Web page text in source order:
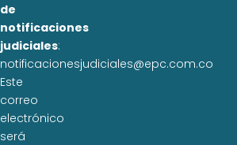
de
notificaciones
judiciales:
notificacionesjudiciales@epc.com.co
Este
correo
electrónico
será